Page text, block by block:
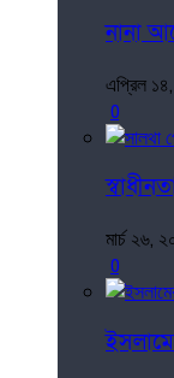
নানা
এপ্রিল
0
মার্চ ২৬,
0